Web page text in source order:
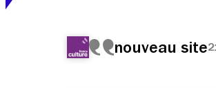
nouveau site